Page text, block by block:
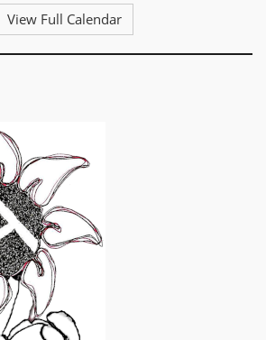
View Full Calendar